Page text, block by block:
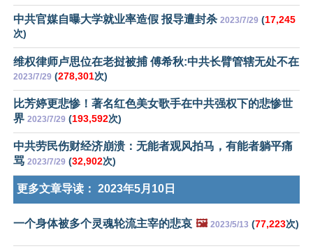
中共官媒自曝大学就业率造假 报导遭封杀 2023/7/29 (17,245
次)
维权律师卢思位在老挝被捕 傅希秋:中共长臂管辖无处不在
2023/7/29 (278,301次)
比芳婷更悲惨！著名红色美女歌手在中共强权下的悲惨世
界 2023/7/29 (193,592次)
中共劳民伤财经济崩溃：无能者观风拍马，有能者躺平痛
骂 2023/7/29 (32,902次)
更多文章导读： 2023年5月10日
一个身体被多个灵魂轮流主宰的悲哀 🖼️ 2023/5/13 (77,223次)